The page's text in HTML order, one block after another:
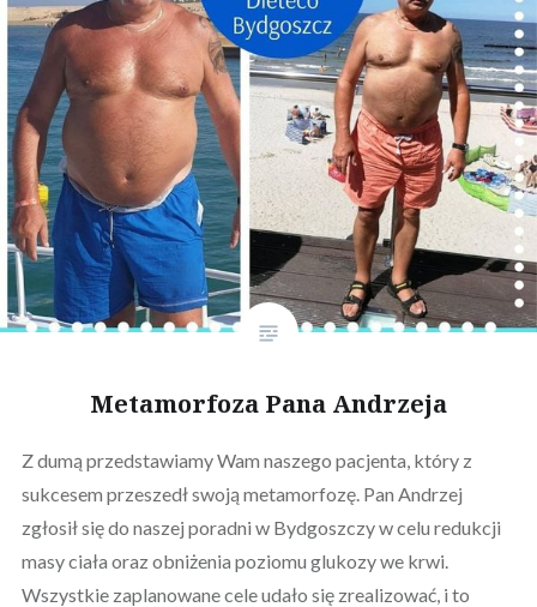
Metamorfoza Pana Andrzeja
Z dumą przedstawiamy Wam naszego pacjenta, który z
sukcesem przeszedł swoją metamorfozę. Pan Andrzej
zgłosił się do naszej poradni w Bydgoszczy w celu redukcji
masy ciała oraz obniżenia poziomu glukozy we krwi.
Wszystkie zaplanowane cele udało się zrealizować, i to